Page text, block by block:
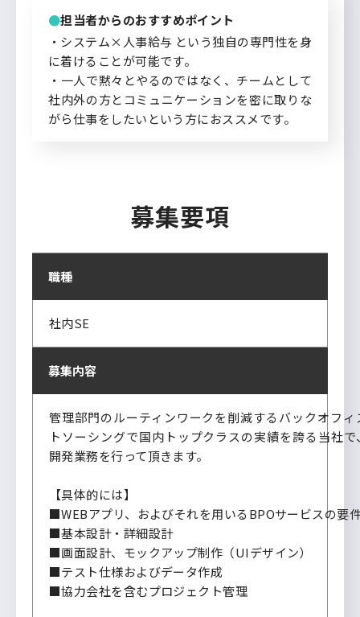
担当者からのおすすめポイント
・システム×人事給与 という独自の専門性を身
に着けることが可能です。
・一人で黙々とやるのではなく、チームとして
社内外の方とコミュニケーションを密に取りな
がら仕事をしたいという方におススメです。
募集要項
職種
社内SE
募集内容
管理部門のルーティンワークを削減するバックオフ
トソーシングで国内トップクラスの実績を誇る当社
開発業務を行って頂きます。
【具体的には】
■WEBアプリ、およびそれを用いるBPOサービスの要
■基本設計・詳細設計
■画面設計、モックアップ制作（UIデザイン）
■テスト仕様およびデータ作成
■協力会社を含むプロジェクト管理